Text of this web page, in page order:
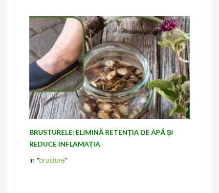
BRUSTURELE: ELIMINĂ RETENȚIA DE APĂ ȘI
REDUCE INFLAMAȚIA
in "brusture"